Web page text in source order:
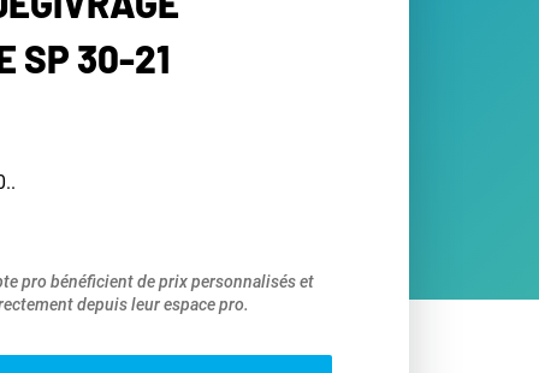
SP 30-21
pro bénéficient de prix personnalisés et
depuis leur espace pro.